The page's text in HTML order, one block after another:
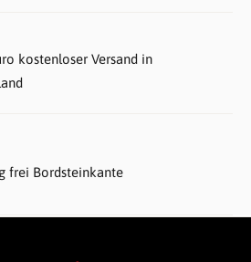
kostenloser Versand in
frei Bordsteinkante